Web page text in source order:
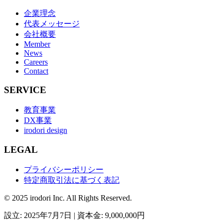
企業理念
代表メッセージ
会社概要
Member
News
Careers
Contact
SERVICE
教育事業
DX事業
irodori design
LEGAL
プライバシーポリシー
特定商取引法に基づく表記
© 2025 irodori Inc. All Rights Reserved.
設立: 2025年7月7日 | 資本金: 9,000,000円